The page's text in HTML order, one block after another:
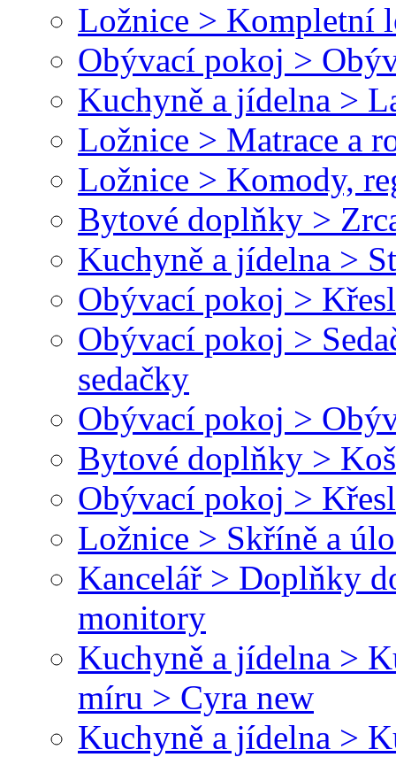
Ložnice > Kompletní
Obývací pokoj >
Kuchyně a jídelna >
Ložnice > Matrace a
Ložnice > Komody,
Bytové doplňky >
Kuchyně a jídelna >
Obývací pokoj >
Obývací pokoj >
sedačky
Obývací pokoj >
Bytové doplňky >
Obývací pokoj >
Ložnice > Skříně a
Kancelář > Doplňky
monitory
Kuchyně a jídelna >
míru > Cyra new
Kuchyně a jídelna >